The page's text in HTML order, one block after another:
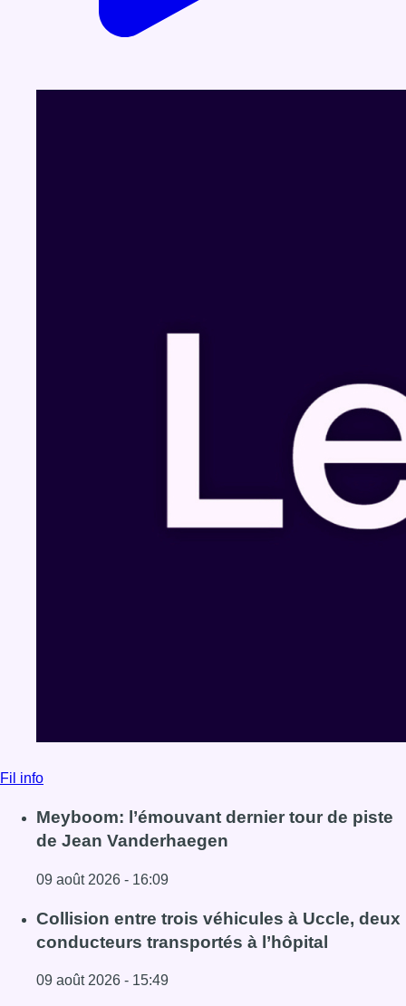
Fil info
Meyboom: l’émouvant dernier tour de piste
de Jean Vanderhaegen
09 août 2026 - 16:09
Lire l'article Meyboom: l’émouvant dernier tour de piste
Collision entre trois véhicules à Uccle, deux
conducteurs transportés à l’hôpital
09 août 2026 - 15:49